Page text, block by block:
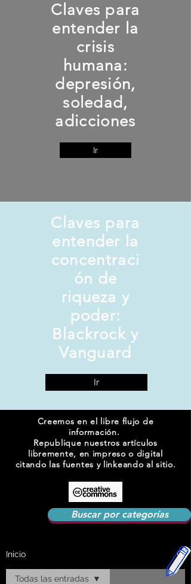
Claves para
entender la
crisis
humana:
depresión,
soledad,
adicciones
Ir
Claves para
entender la
concentraci
ón de
riqueza y
poder:
Blackrock y
Vanguard
Ir
Creemos en el libre flujo de
información.
Republique nuestros artículos
libremente, en impreso o digital
citando las fuentes y linkeando al sitio.
Buscar por categorías
Inicio
Todas las entradas